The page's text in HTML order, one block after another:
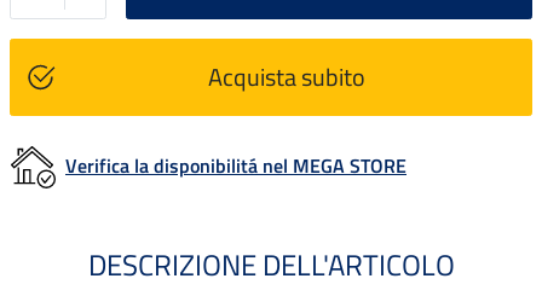
Acquista subito
Verifica la disponibilitá nel MEGA STORE
DESCRIZIONE DELL'ARTICOLO